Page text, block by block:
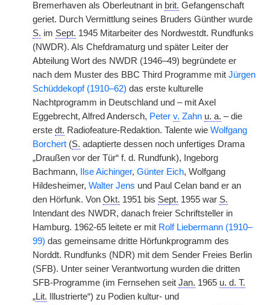
Bremerhaven als Oberleutnant in brit. Gefangenschaft
geriet. Durch Vermittlung seines Bruders Günther wurde
S. im Sept. 1945 Mitarbeiter des Nordwestdt. Rundfunks
(NWDR). Als Chefdramaturg und später Leiter der
Abteilung Wort des NWDR (1946–49) begründete er
nach dem Muster des BBC Third Programme mit Jürgen
Schüddekopf (1910–62) das erste kulturelle
Nachtprogramm in Deutschland und – mit Axel
Eggebrecht, Alfred Andersch, Peter v. Zahn u. a. – die
erste dt. Radiofeature-Redaktion. Talente wie Wolfgang
Borchert (S. adaptierte dessen noch unfertiges Drama
„Draußen vor der Tür“ f. d. Rundfunk), Ingeborg
Bachmann,
Ilse Aichinger, Günter Eich, Wolfgang
Hildesheimer, Walter Jens und Paul Celan band er an
den Hörfunk. Von Okt. 1951 bis Sept. 1955 war S.
Intendant des NWDR, danach freier Schriftsteller in
Hamburg. 1962-65 leitete er mit Rolf Liebermann (1910–
99) das gemeinsame dritte Hörfunkprogramm des
Norddt. Rundfunks (NDR) mit dem Sender Freies Berlin
(SFB). Unter seiner Verantwortung wurden die dritten
SFB-Programme (im Fernsehen seit Jan. 1965 u. d. T.
„Lit. Illustrierte“) zu Podien kultur- und